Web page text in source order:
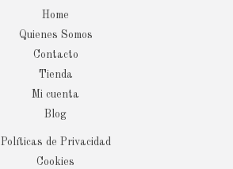
Home
Quienes Somos
Contacto
Tienda
Mi cuenta
Blog
Políticas de Privacidad
Cookies